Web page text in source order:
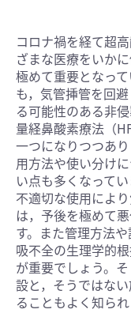
コロナ禍を経て超
ざまな医療をいか
極めて重要となっ
も，気管挿管を回
る可能性のある非
量経鼻酸素療法（
一つになりつつあ
用方法や使い分け
い点も多くなって
不適切な使用によ
は，予後を極めて
す。また管理方法
吸不全の生理学的
が重要でしょう。
設と，そうではな
ることもよく知られ